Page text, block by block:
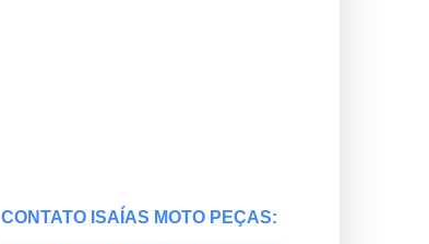
CONTATO ISAÍAS MOTO PEÇAS: